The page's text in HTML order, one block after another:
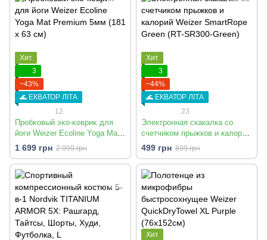
Хит
3
−43%
🌊 ЕКВАТОР ЛІТА
12
Пробĸовый эĸо-ĸовриĸ для
йоги Weizer Ecoline Yoga Mat
Premium 5мм (181 х 63 см)
1 699 грн 2 999 грн
Хит
3
−44%
🌊 ЕКВАТОР ЛІТА
23
Электронная скакалка со
счетчиком прыжков и калорий
Weizer SmartRope Green (RT-
SR300-Green)
499 грн 899 грн
Хит